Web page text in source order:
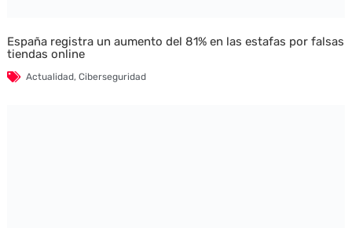
España registra un aumento del 81% en las estafas por falsas
tiendas online
Actualidad, Ciberseguridad